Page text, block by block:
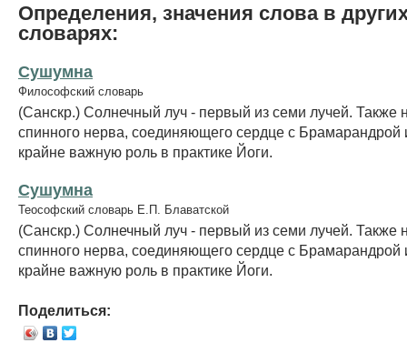
Определения, значения слова в
словарях:
Сушумна
Философский словарь
(Санскр.) Солнечный луч - первый из семи лучей. Также
спинного нерва, соединяющего сердце с Брамарандрой
крайне важную роль в практике Йоги.
Сушумна
Теософский словарь Е.П. Блаватской
(Санскр.) Солнечный луч - первый из семи лучей. Также
спинного нерва, соединяющего сердце с Брамарандрой
крайне важную роль в практике Йоги.
Поделиться: